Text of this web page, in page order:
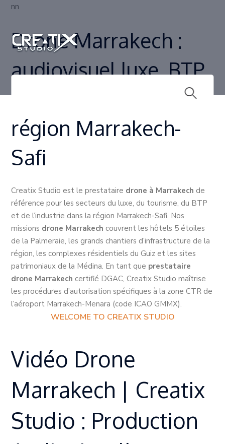
nn
Drone Marrakech :
audiovisuel luxe, BTP
et inspection pour la
région Marrakech-
Safi
Creatix Studio est le prestataire drone à Marrakech de
référence pour les secteurs du luxe, du tourisme, du BTP
et de l’industrie dans la région Marrakech-Safi. Nos
missions drone Marrakech couvrent les hôtels 5 étoiles
de la Palmeraie, les grands chantiers d’infrastructure de la
région, les complexes résidentiels du Guiz et les sites
patrimoniaux de la Médina. En tant que prestataire
drone Marrakech certifié DGAC, Creatix Studio maîtrise
les procédures d’autorisation spécifiques à la zone CTR de
l’aéroport Marrakech-Menara (code ICAO GMMX).
WELCOME TO CREATIX STUDIO
Vidéo Drone
Marrakech | Creatix
Studio : Production